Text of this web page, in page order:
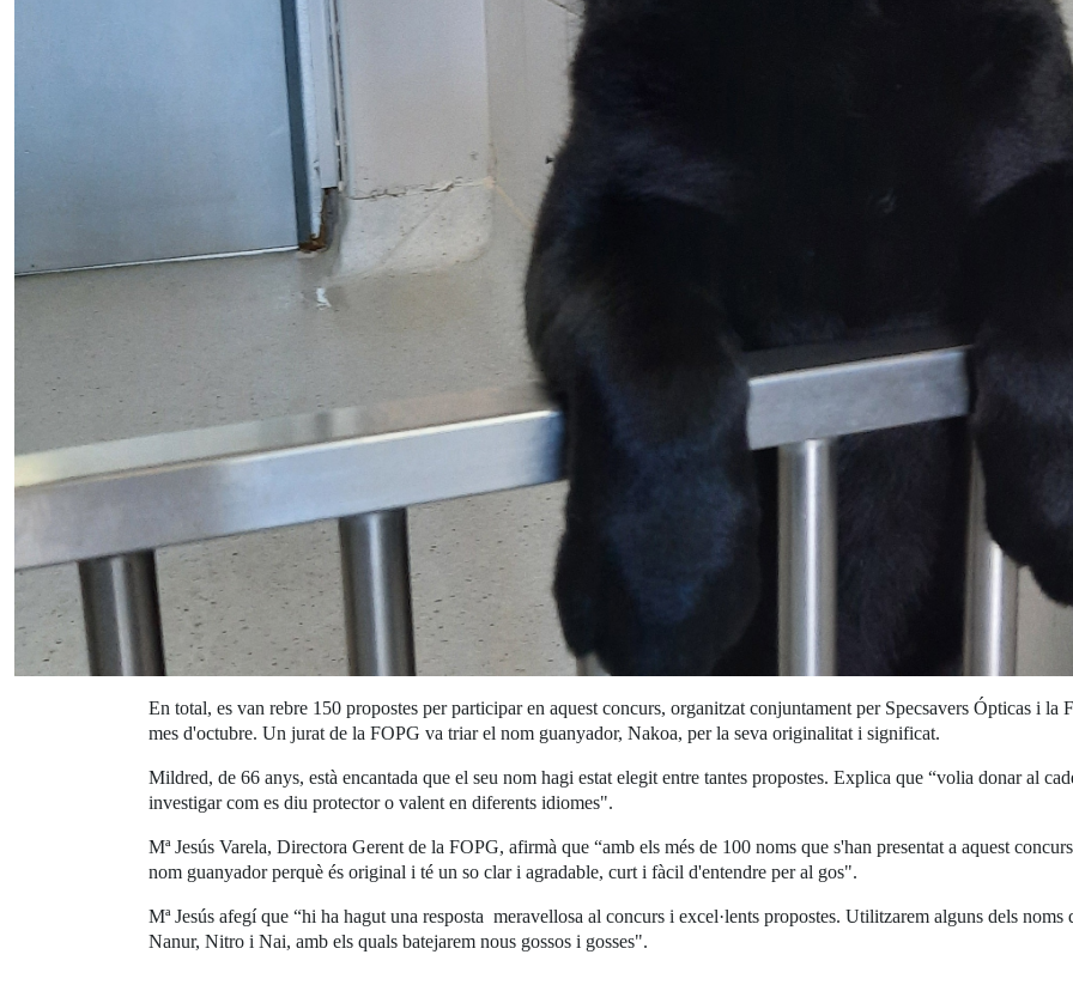
En total, es van rebre 150 propostes per participar en aquest concurs, organitzat conjuntament per Specsavers Ópticas i
mes d'octubre. Un jurat de la FOPG va triar el nom guanyador, Nakoa, per la seva originalitat i significat.
Mildred, de 66 anys, està encantada que el seu nom hagi estat elegit entre tantes propostes. Explica que “volia donar al
investigar com es diu protector o valent en diferents idiomes".
Mª Jesús Varela, Directora Gerent de la FOPG, afirmà que “amb els més de 100 noms que s'han presentat a aquest
nom guanyador perquè és original i té un so clar i agradable, curt i fàcil d'entendre per al gos".
Mª Jesús afegí que “hi ha hagut una resposta meravellosa al concurs i excel·lents propostes. Utilitzarem alguns dels
Nanur, Nitro i Nai, amb els quals batejarem nous gossos i gosses".